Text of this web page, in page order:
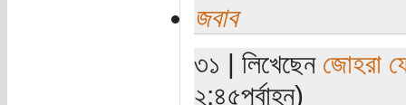
জবাব
৩১ | লিখেছেন জোহরা
২:৪৫পূর্বাহ্ন)